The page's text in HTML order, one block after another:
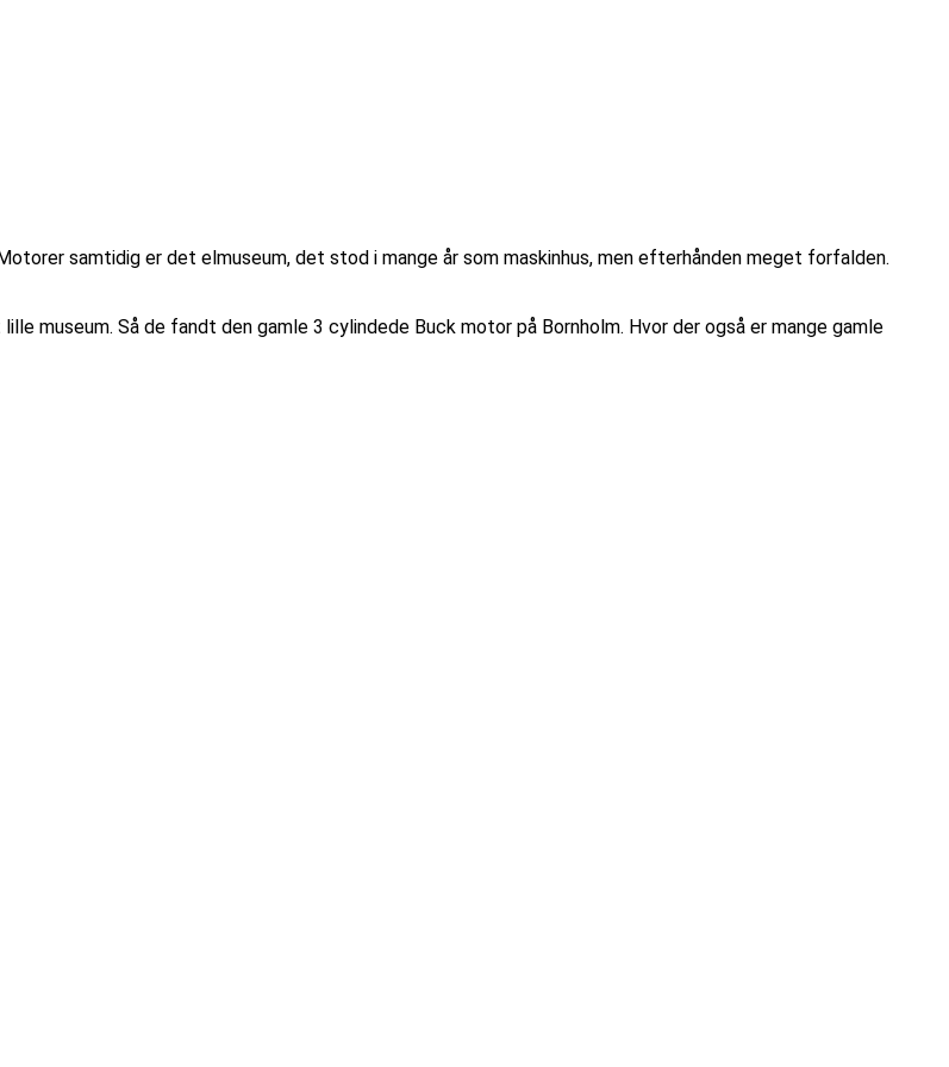
samtidig er det elmuseum, det stod i mange år som maskinhus, men efterhånden meget forfalden.
museum. Så de fandt den gamle 3 cylindede Buck motor på Bornholm. Hvor der også er mange gamle